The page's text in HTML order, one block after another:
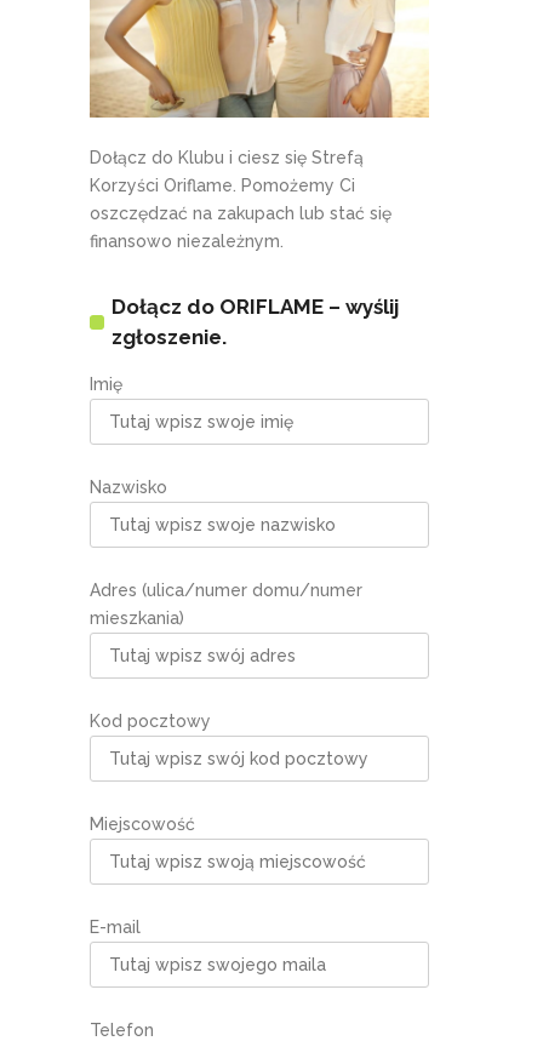
Dołącz do Klubu i ciesz się Strefą
Korzyści Oriflame. Pomożemy Ci
oszczędzać na zakupach lub stać się
finansowo niezależnym.
Dołącz do ORIFLAME – wyślij
zgłoszenie.
Imię
Nazwisko
Adres (ulica/numer domu/numer
mieszkania)
Kod pocztowy
Miejscowość
E-mail
Telefon